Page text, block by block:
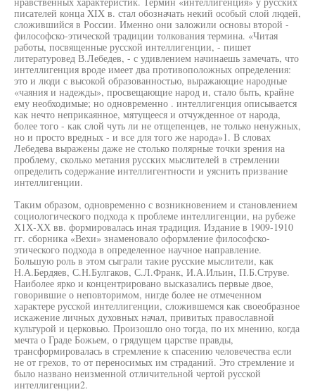
писателей конца XIX в. стал обозначать некий особый слой людей,
сложившийся в России. Именно они заложили основы второй -
философско-этической традиции толкования термина. «Читая
работы, посвященные русской интеллигенции, - пишет
литературовед В.Лебедев, - с удивлением начинаешь замечать, что
интеллигенция вроде имеет два противоположных определения:
это и люди с высокой образованностью, выражающие народные
«чаяния и надежды», просвещающие народ и, стало быть, крайне
ему необходимые; но одновременно . интеллигенция описывается
как нечто неприкаянное, мятущееся и отчужденное от народа,
более того - как слой чуть ли не отщепенцев, не только ненужных,
но и просто вредных - и все для того же народа»1. В словах
Лебедева выражены даже не столько полярные точки зрения на
проблему, сколько метания русских мыслителей в стремлении
определить содержание интеллигентности и уяснить призвание
интеллигенции.
Таким образом, одновременно с возникновением и становлением
социологического подхода к проблеме интеллигенции, на рубеже
Х1Х-ХХ вв. формировалась иная традиция. Издание в 1909-1910
гг. сборника «Вехи» знаменовало оформление философско-
этического подхода в определенное научное направление.
Большую роль в этом сыграли такие русские мыслители, как
Н.А.Бердяев, С.Н.Булгаков, С.Л.Франк, И.А.Ильин, П.Б.Струве.
Наиболее ярко и концентрировано высказались первые двое,
говорившие о неповторимом, нигде более не отмеченном
характере русской интеллигенции, сложившемся как своеобразное
искажение личных духовных начал, привитых православной
культурой и церковью. Произошло оно тогда, по их мнению, когда
мечта о Граде Божьем, о грядущем царстве правды,
трансформировалась в стремление к спасению человечества если
не от грехов, то от переносимых им страданий. Это стремление и
было названо неизменной отличительной чертой русской
интеллигенции2.